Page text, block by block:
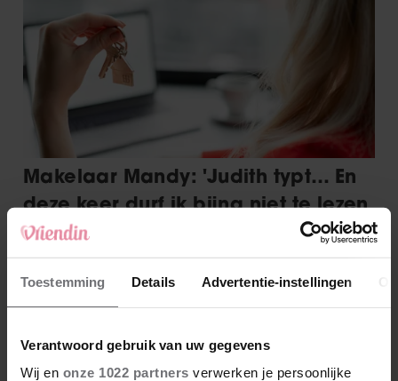
Toestemming Details Advertentie-instellingen
Verantwoord gebruik van uw gegevens
Wij en onze 1022 partners verwerken je persoonlijke